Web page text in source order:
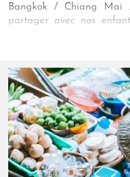
Bangkok / Chiang Mai
partager avec nos
spiritualité, une pincée